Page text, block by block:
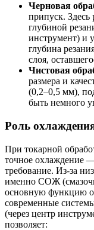
Черновая
припуск.
глубиной
инструмент) и
глубина
слоя,
Чистовая
размера и
(0,2–0,5 мм),
быть немного
Роль
При токарной
точное охлаждение
требование. Из-за
именно СОЖ
основную функцию
современные
(через центр
позволяет: